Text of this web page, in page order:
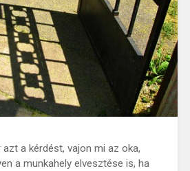
a kérdést, vajon mi az oka,
a munkahely elvesztése is, ha